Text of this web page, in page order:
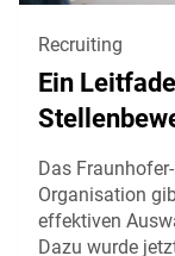
Recruiting
Ein
Das
Organisation
effektiven
Dazu wurde